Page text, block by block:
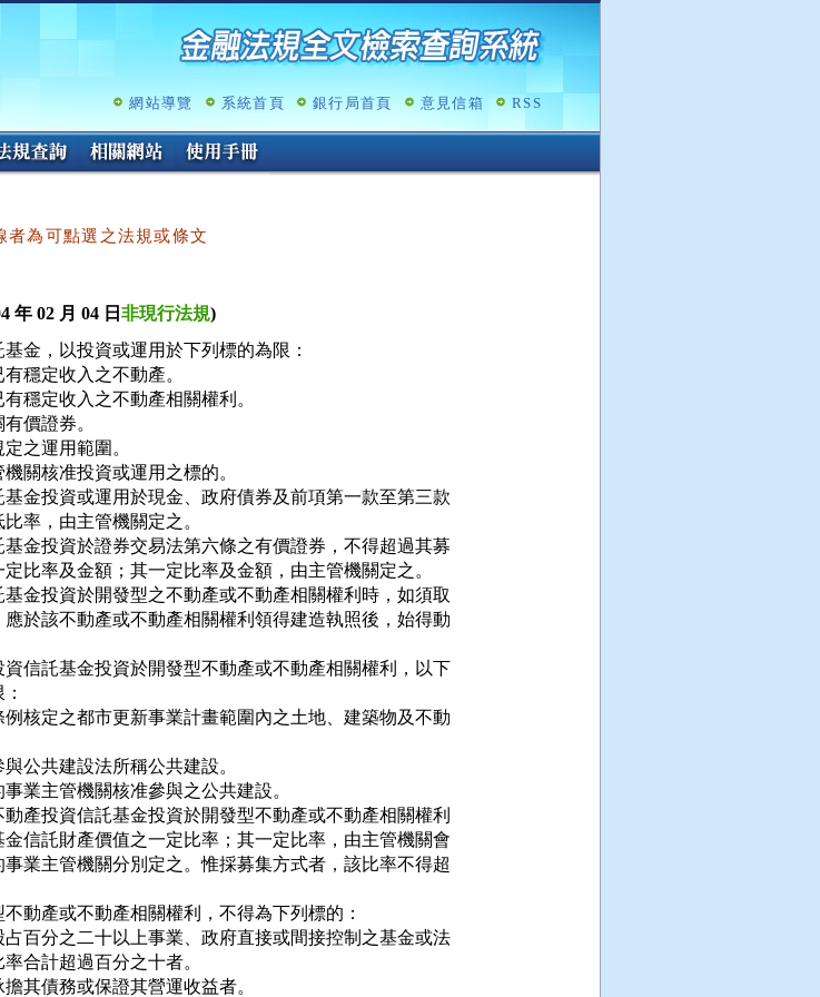
跳
容
網站導覽 系統首頁 銀行局首頁 意見信箱 RSS
者為可點選之法規或條文
年 02 月 04 日 非現行法規)
金，以投資或運用於下列標的為限：
穩定收入之不動產。
穩定收入之不動產相關權利。
價證券。
之運用範圍。
關核准投資或運用之標的。
金投資或運用於現金、政府債券及前項第一款至第三款
率，由主管機關定之。
金投資於證券交易法第六條之有價證券，不得超過其募
比率及金額；其一定比率及金額，由主管機關定之。
金投資於開發型之不動產或不動產相關權利時，如須取
於該不動產或不動產相關權利領得建造執照後，始得動
信託基金投資於開發型不動產或不動產相關權利，以下
核定之都市更新事業計畫範圍內之土地、建築物及不動
公共建設法所稱公共建設。
業主管機關核准參與之公共建設。
產投資信託基金投資於開發型不動產或不動產相關權利
金信託財產價值之一定比率；其一定比率，由主管機關會
事業主管機關分別定之。惟採募集方式者，該比率不得超
動產或不動產相關權利，不得為下列標的：
百分之二十以上事業、政府直接或間接控制之基金或法
率合計超過百分之十者。
其債務或保證其營運收益者。